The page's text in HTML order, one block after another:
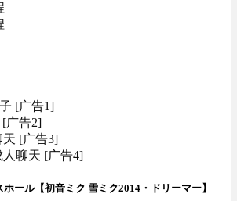
[广告1]
广告2]
[广告3]
聊天 [广告4]
ール【初音ミク 雪ミク2014・ドリーマー】